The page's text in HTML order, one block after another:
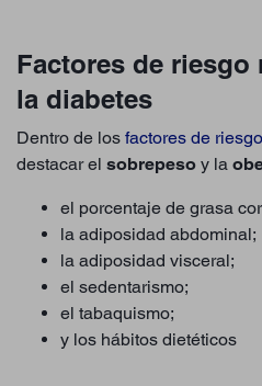
Factores de riesgo
la diabetes
Dentro de los factores de
destacar el sobrepeso y la
el porcentaje de grasa
la adiposidad abdominal;
la adiposidad visceral;
el sedentarismo;
el tabaquismo;
y los hábitos dietéticos